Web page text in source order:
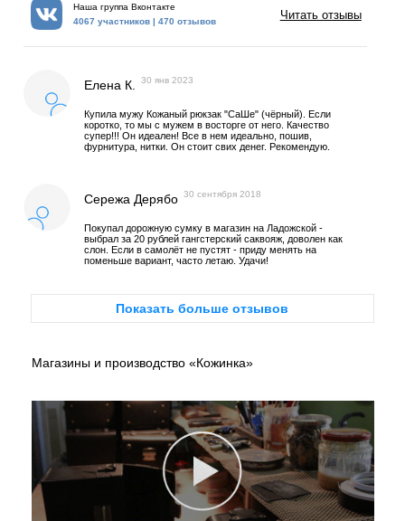
Наша группа Вконтакте
4067 участников | 470 отзывов
Читать отзывы
Елена К. 30 янв 2023
Купила мужу Кожаный рюкзак "СаШе" (чёрный). Если
коротко, то мы с мужем в восторге от него. Качество
супер!!! Он идеален! Все в нем идеально, пошив,
фурнитура, нитки. Он стоит свих денег. Рекомендую.
Сережа Дерябо 30 сентября 2018
Покупал дорожную сумку в магазин на Ладожской -
выбрал за 20 рублей гангстерский саквояж, доволен как
слон. Если в самолёт не пустят - приду менять на
поменьше вариант, часто летаю. Удачи!
Показать больше отзывов
Магазины и производство «Кожинка»